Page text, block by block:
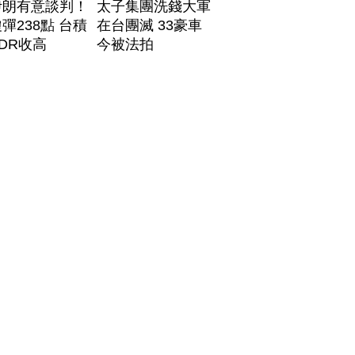
有意談判！
238點 台積
收高
太子集團洗錢大軍
在台團滅 33豪車
今被法拍